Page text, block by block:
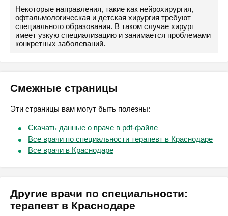
Некоторые направления, такие как нейрохирургия,
офтальмологическая и детская хирургия требуют
специального образования. В таком случае хирург
имеет узкую специализацию и занимается проблемами
конкретных заболеваний.
Смежные страницы
Эти страницы вам могут быть полезны:
Скачать данные о враче в pdf-файле
Все врачи по специальности терапевт в Краснодаре
Все врачи в Краснодаре
Другие врачи по специальности:
терапевт в Краснодаре